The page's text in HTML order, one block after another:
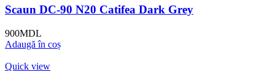
Scaun DC-90 N20 Catifea Dark Grey
900MDL
Adaugă în coș
Quick view